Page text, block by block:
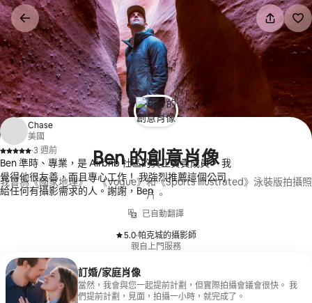
略
過
以
前
往
內
容
Ben 的創意肖像
我曾為《國家地理》、《Vogue》和《Sports Illustrated》泳裝版拍攝照
片。
已自動翻譯
5.0
、·帕克城的攝影師
親自上門服務
訂婚/家庭肖像
當然，我會與您一起提前計劃，但實際拍攝會議會很快。 我
們提前計劃，見面，拍攝一小時，就完成了。
Chase
美國
、
·3 週前
Ben 準時、專業，是 Airbnb 社區的真正寶貴成員。 我
覺得他很友善，而且專心工作！ 我強烈推薦這個公司
給任何有攝影需求的人。謝謝，Ben